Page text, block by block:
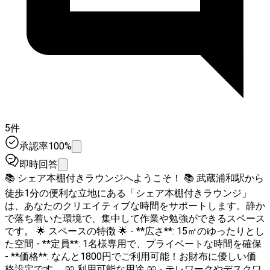
5件
承認率100%
即時回答
📚 シェア本棚付きラウンジへようこそ！ 📚 武蔵浦和駅から
徒歩1分の便利な立地にある「シェア本棚付きラウンジ」
は、あなたのクリエイティブな時間をサポートします。静か
で落ち着いた環境で、集中して作業や勉強ができるスペース
です。 🌟 スペースの特徴 🌟 - **広さ**: 15㎡のゆったりとし
た空間 - **定員**: 1名様専用で、プライベートな時間を確保
- **価格**: なんと1800円でご利用可能！お財布に優しい価